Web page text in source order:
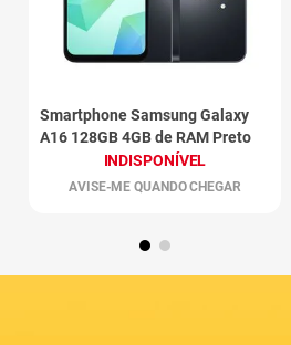
Smartphone Samsung Galaxy
A16 128GB 4GB de RAM Preto
INDISPONÍVEL
AVISE-ME QUANDO CHEGAR